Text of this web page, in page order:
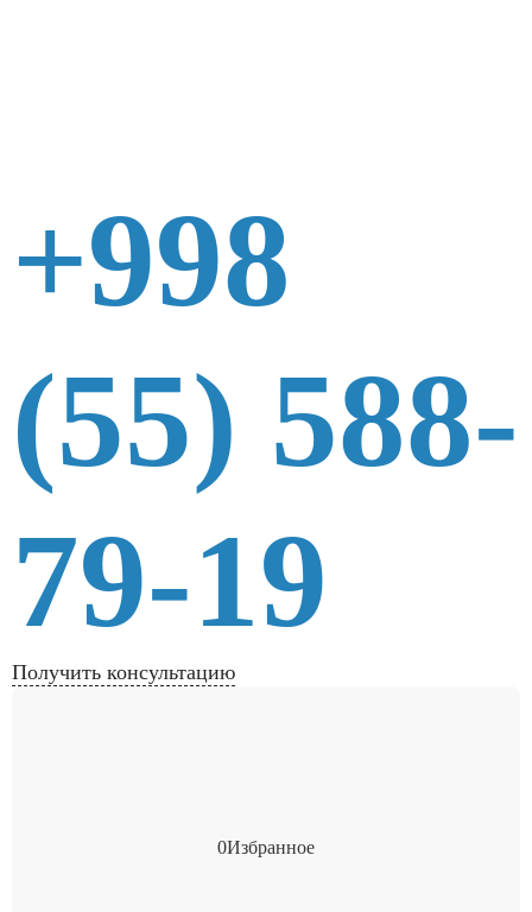
+998
(55) 588-
79-19
Получить консультацию
0Избранное